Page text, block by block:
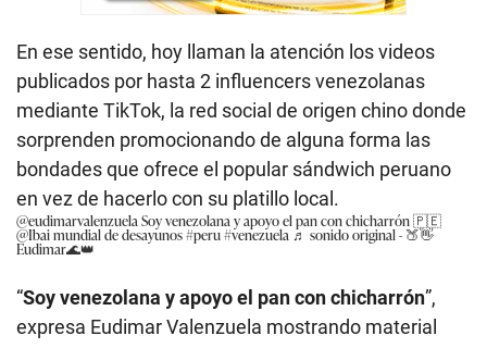
En ese sentido, hoy llaman la atención los videos
publicados por hasta 2 influencers venezolanas
mediante TikTok, la red social de origen chino donde
sorprenden promocionando de alguna forma las
bondades que ofrece el popular sándwich peruano
en vez de hacerlo con su platillo local.
@eudimarvalenzuelaSoy venezolana y apoyo el pan con chicharrón 🇵🇪
@Ibai mundial de desayunos#peru#venezuela ♬ sonido original - 🍑👋
Eudimar🌊👑
“Soy venezolana y apoyo el pan con chicharrón”,
expresa Eudimar Valenzuela mostrando material